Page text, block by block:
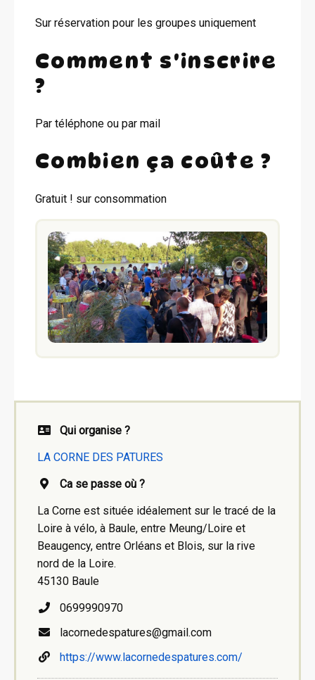
Sur réservation pour les groupes uniquement
Comment s'inscrire
?
Par téléphone ou par mail
Combien ça coûte ?
Gratuit ! sur consommation
Qui organise ?
LA CORNE DES PATURES
Ca se passe où ?
La Corne est située idéalement sur le tracé de la
Loire à vélo, à Baule, entre Meung/Loire et
Beaugency, entre Orléans et Blois, sur la rive
nord de la Loire.
45130 Baule
0699990970
lacornedespatures@gmail.com
https://www.lacornedespatures.com/